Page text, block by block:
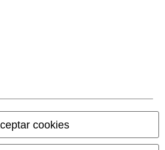
cookies
el IVA pero no losgastos de transporte
HGmbH